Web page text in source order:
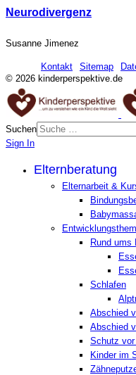
Neurodivergenz
Susanne Jimenez
© 2026 kinderperspektive.de
Sitemap
Kontakt
Suchen
Sign In
Elternberatung
Elternarbeit &
Rund ums
Schlafen
Abschied
Abschied
Schutz
Kinder im